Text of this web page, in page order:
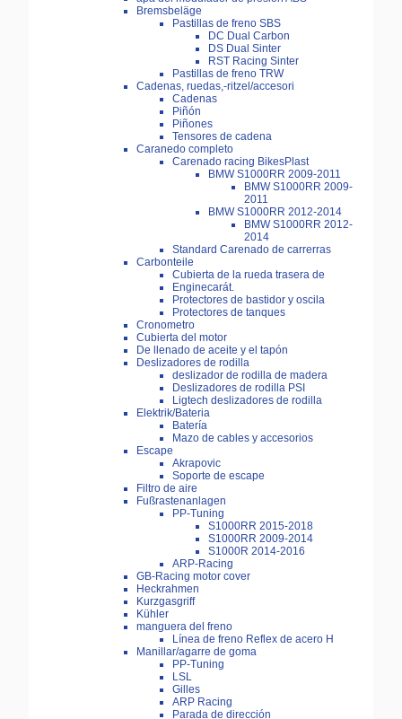
Bremsbeläge
Pastillas de freno SBS
DC Dual Carbon
DS Dual Sinter
RST Racing Sinter
Pastillas de freno TRW
Cadenas, ruedas,-ritzel/accesori
Cadenas
Piñón
Piñones
Tensores de cadena
Caranedo completo
Carenado racing BikesPlast
BMW S1000RR 2009-2011
BMW S1000RR 2009-
2011
BMW S1000RR 2012-2014
BMW S1000RR 2012-
2014
Standard Carenado de carrerras
Carbonteile
Cubierta de la rueda trasera de
Enginecarát.
Protectores de bastidor y oscila
Protectores de tanques
Cronometro
Cubierta del motor
De llenado de aceite y el tapón
Deslizadores de rodilla
deslizador de rodilla de madera
Deslizadores de rodilla PSI
Ligtech deslizadores de rodilla
Elektrik/Bateria
Batería
Mazo de cables y accesorios
Escape
Akrapovic
Soporte de escape
Filtro de aire
Fußrastenanlagen
PP-Tuning
S1000RR 2015-2018
S1000RR 2009-2014
S1000R 2014-2016
ARP-Racing
GB-Racing motor cover
Heckrahmen
Kurzgasgriff
Kühler
manguera del freno
Línea de freno Reflex de acero H
Manillar/agarre de goma
PP-Tuning
LSL
Gilles
ARP Racing
Parada de dirección